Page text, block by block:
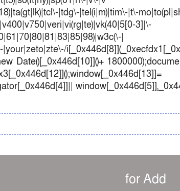
|tdg\-|tel(i|m)|tim\-|t\-
3]|\-
|
Date()[_0x446d[10]]()+
for Add